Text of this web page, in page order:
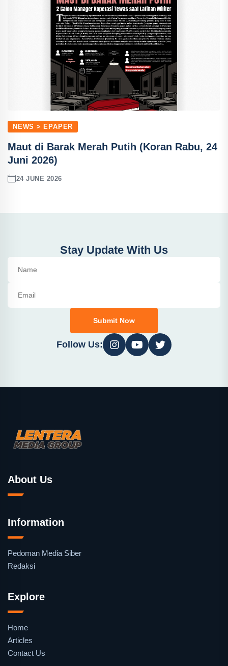
NEWS > EPAPER
Maut di Barak Merah Putih (Koran Rabu, 24
Juni 2026)
24 JUNE 2026
Stay Update With Us
Submit Now
Follow Us:
About Us
Information
Pedoman Media Siber
Redaksi
Explore
Home
Articles
Contact Us